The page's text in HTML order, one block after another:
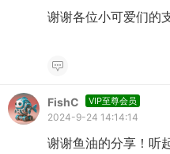
谢谢各位小可爱们的
FishC VIP至尊会员
2024-9-24 14:14:14
谢谢鱼油的分享！听